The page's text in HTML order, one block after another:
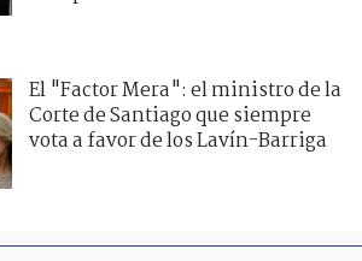
El "Factor Mera": el ministro de la
Corte de Santiago que siempre
vota a favor de los Lavín-Barriga